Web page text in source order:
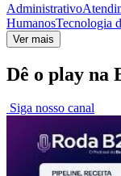
Administrativo
HumanosTecnologia
Ver mais
Dê o play na
Siga nosso canal